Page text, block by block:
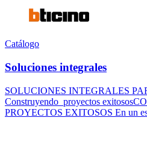
Catálogo
Soluciones integrales
SOLUCIONES INTEGRALES
Construyendo proyectos
PROYECTOS EXITOSOS En un